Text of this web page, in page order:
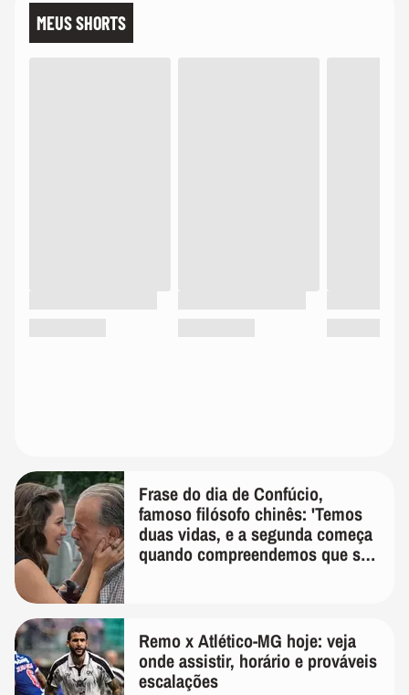
MEUS SHORTS
Frase do dia de Confúcio,
famoso filósofo chinês: 'Temos
duas vidas, e a segunda começa
quando compreendemos que só
Remo x Atlético-MG hoje: veja
onde assistir, horário e prováveis
escalações